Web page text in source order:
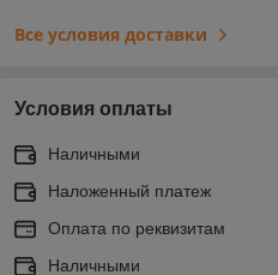
Все условия доставки
Условия оплаты
Наличными
Наложенный платеж
Оплата по реквизитам
Наличными